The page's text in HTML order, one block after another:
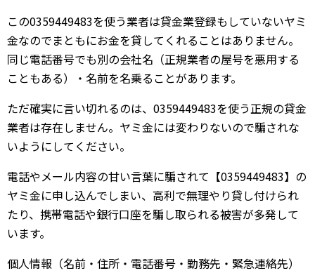
この0359449483を使う業者は貸金業登録もしていないヤミ
金なのでまともにお金を貸してくれることはありません。
同じ電話番号でも別の会社名（正規業者の屋号を悪用する
こともある）・名前を名乗ることがあります。
ただ確実に言い切れるのは、0359449483を使う正規の貸金
業者は存在しません。ヤミ金には変わりないので騙されな
いようにしてください。
電話やメール内容の甘い言葉に騙されて【0359449483】の
ヤミ金に申し込んでしまい、高利で無理やり貸し付けられ
たり、携帯電話や銀行口座を騙し取られる被害が多発して
います。
個人情報（名前・住所・電話番号・勤務先・緊急連絡先）